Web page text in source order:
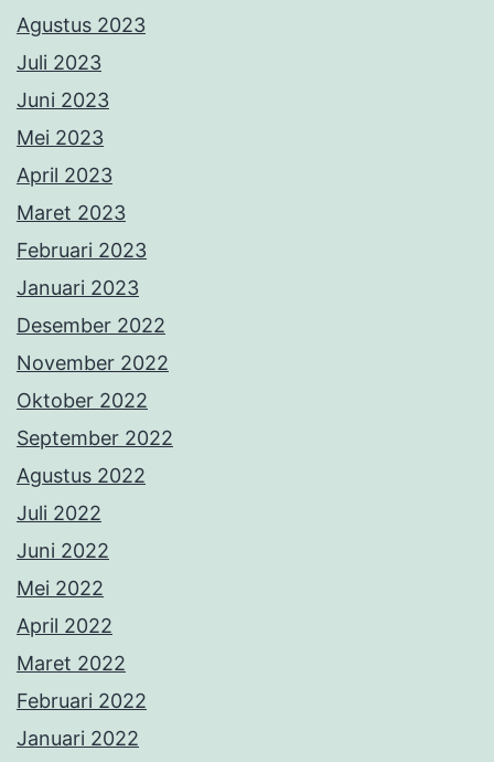
Agustus 2023
Juli 2023
Juni 2023
Mei 2023
April 2023
Maret 2023
Februari 2023
Januari 2023
Desember 2022
November 2022
Oktober 2022
September 2022
Agustus 2022
Juli 2022
Juni 2022
Mei 2022
April 2022
Maret 2022
Februari 2022
Januari 2022